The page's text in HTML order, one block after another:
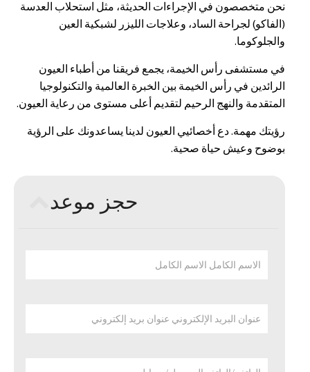
نحن متخصصون في الإجراءات الحديثة، مثل استحلاب العدسة
(الفاكو) لجراحة الساد، وعلاجات الليزر لشبكية العين
والجلوكوما.
في مستشفى رأس الخيمة، يجمع فريقنا من أطباء العيون
الرائدين في رأس الخيمة بين الخبرة العالمية والتكنولوجيا
المتقدمة والنهج الرحيم لتقديم أعلى مستوى من رعاية العيون.
رؤيتك مهمة. دع أخصائيي العيون لدينا يساعدونك على الرؤية
بوضوح وعيش حياة صحية.
حجز موعد
الاسم الكامل الاسم الكامل
عنوان البريد الإلكتروني عنوان بريد إلكتروني